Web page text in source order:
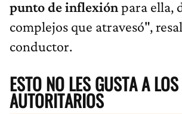
punto de inflexiónpara ella,
complejos que atravesó",
conductor.
ESTO NO LES GUSTA A LOS
AUTORITARIOS